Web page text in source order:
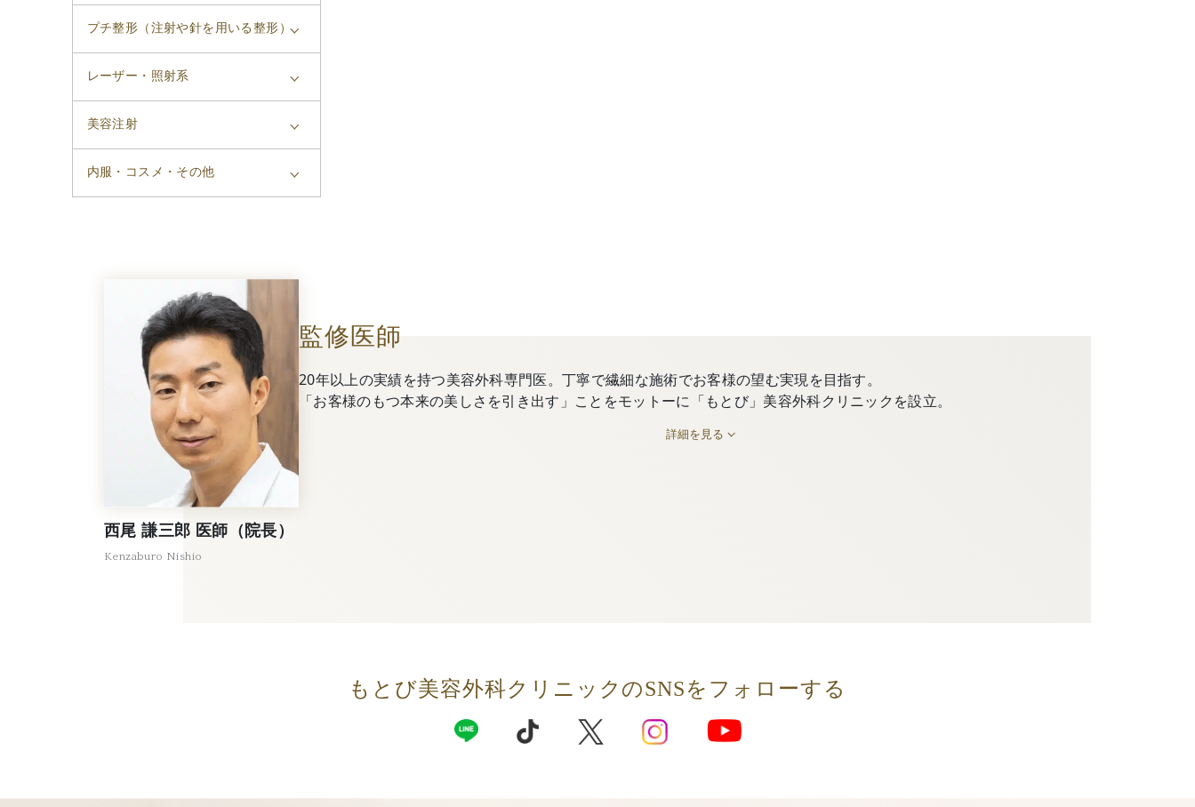
プチ整形（注射や針を用いる整形）
レーザー・照射系
美容注射
内服・コスメ・その他
監修医師
20年以上の実績を持つ美容外科専門医。丁寧で繊細な施術でお客様の望む実現を目指す。
「お客様のもつ本来の美しさを引き出す」ことをモットーに「もとび」美容外科クリニックを設立。
詳細を見る
西尾 謙三郎 医師（院長）
Kenzaburo Nishio
もとび美容外科クリニックのSNSをフォローする